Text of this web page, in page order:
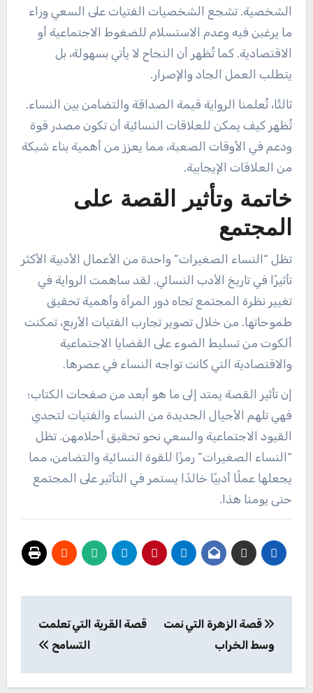
الشخصية. تشجع الشخصيات الفتيات على السعي وراء
ما يرغبن فيه وعدم الاستسلام للضغوط الاجتماعية أو
الاقتصادية. كما تُظهر أن النجاح لا يأتي بسهولة، بل
يتطلب العمل الجاد والإصرار.
ثالثًا، تُعلمنا الرواية قيمة الصداقة والتضامن بين النساء.
تُظهر كيف يمكن للعلاقات النسائية أن تكون مصدر قوة
ودعم في الأوقات الصعبة، مما يعزز من أهمية بناء شبكة
من العلاقات الإيجابية.
خاتمة وتأثير القصة على
المجتمع
تظل “النساء الصغيرات” واحدة من الأعمال الأدبية الأكثر
تأثيرًا في تاريخ الأدب النسائي. لقد ساهمت الرواية في
تغيير نظرة المجتمع تجاه دور المرأة وأهمية تحقيق
طموحاتها. من خلال تصوير تجارب الفتيات الأربع، تمكنت
ألكوت من تسليط الضوء على القضايا الاجتماعية
والاقتصادية التي كانت تواجه النساء في عصرها.
إن تأثير القصة يمتد إلى ما هو أبعد من صفحات الكتاب؛
فهي تلهم الأجيال الجديدة من النساء والفتيات لتحدي
القيود الاجتماعية والسعي نحو تحقيق أحلامهن. تظل
“النساء الصغيرات” رمزًا للقوة النسائية والتضامن، مما
يجعلها عملًا أدبيًا خالدًا يستمر في التأثير على المجتمع
حتى يومنا هذا.
المقالات
قصة الزهرة التي نمت
وسط الخراب
قصة القرية التي تعلمت
التسامح